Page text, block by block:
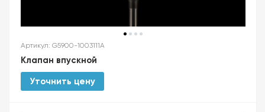
Артикул: G5900-1003111A
Клапан впускной
Уточнить цену